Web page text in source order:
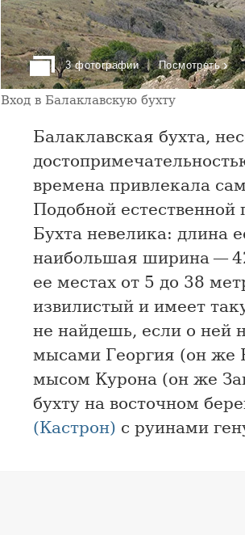
3 фотографии Посмотреть ›
Вход в Балаклавскую бухту
Балаклавская бухта,
времена привлекала
Подобной
Бухта невелика: длина
наибольшая ширина —
ее местах от 5 до 38
извилистый и имеет
не найдешь, если о ней
мысами Георгия (он же
мысом Курона (он же
бухту на восточном
(Кастрон) с руинами